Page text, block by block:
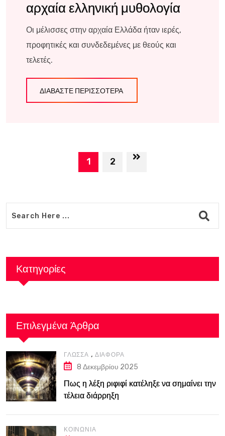
αρχαία ελληνική μυθολογία
Οι μέλισσες στην αρχαία Ελλάδα ήταν ιερές,
προφητικές και συνδεδεμένες με θεούς και
τελετές.
ΔΙΑΒΆΣΤΕ ΠΕΡΙΣΣΌΤΕΡΑ
1 2
Κατηγορίες
Επιλεγμένα Άρθρα
ΓΛΏΣΣΑ , ΔΙΆΦΟΡΑ
8 Δεκεμβρίου 2025
Πως η λέξη ριφιφί κατέληξε να σημαίνει την
τέλεια διάρρηξη
ΚΟΙΝΩΝΊΑ